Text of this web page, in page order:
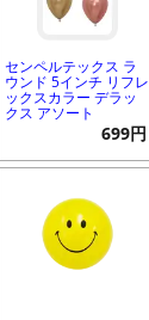
センペルテックス ラ
ウンド 5インチ リフレ
ックスカラー デラッ
クス アソート
699円